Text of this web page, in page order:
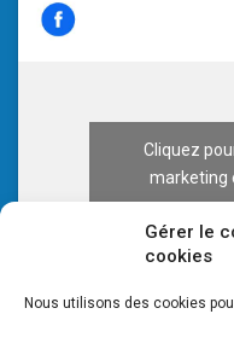
Gérer le
cookies
Nous utilisons des cookies
Cliquez
marketing